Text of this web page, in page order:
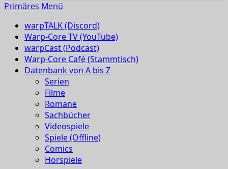
Primäres Menü
warpTALK (Discord)
Warp-Core TV (YouTube)
warpCast (Podcast)
Warp-Core Café (Stammtisch)
Datenbank von A bis Z
Serien
Filme
Romane
Sachbücher
Videospiele
Spiele (Offline)
Comics
Hörspiele